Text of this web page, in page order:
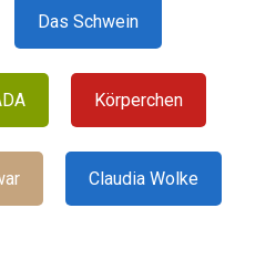
Das Schwein
Körperchen
Claudia Wolke